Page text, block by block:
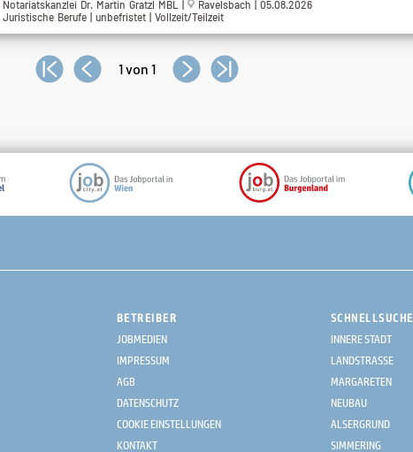
Notariatskanzlei Dr. Martin Gratzl MBL |
Ravelsbach | 05.08.2026
Juristische Berufe | unbefristet | Vollzeit/Teilzeit
1 von 1
BETREIBER
JOBMEDIEN
IMPRESSUM
AGB
DATENSCHUTZ
COOKIE EINSTELLUNGEN
KONTAKT
SCHNELLSUCHE
INNERE STADT
LANDSTRASSE
MARGARETEN
NEUBAU
ALSERGRUND
SIMMERING